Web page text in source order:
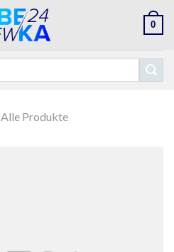
0
Alle Produkte